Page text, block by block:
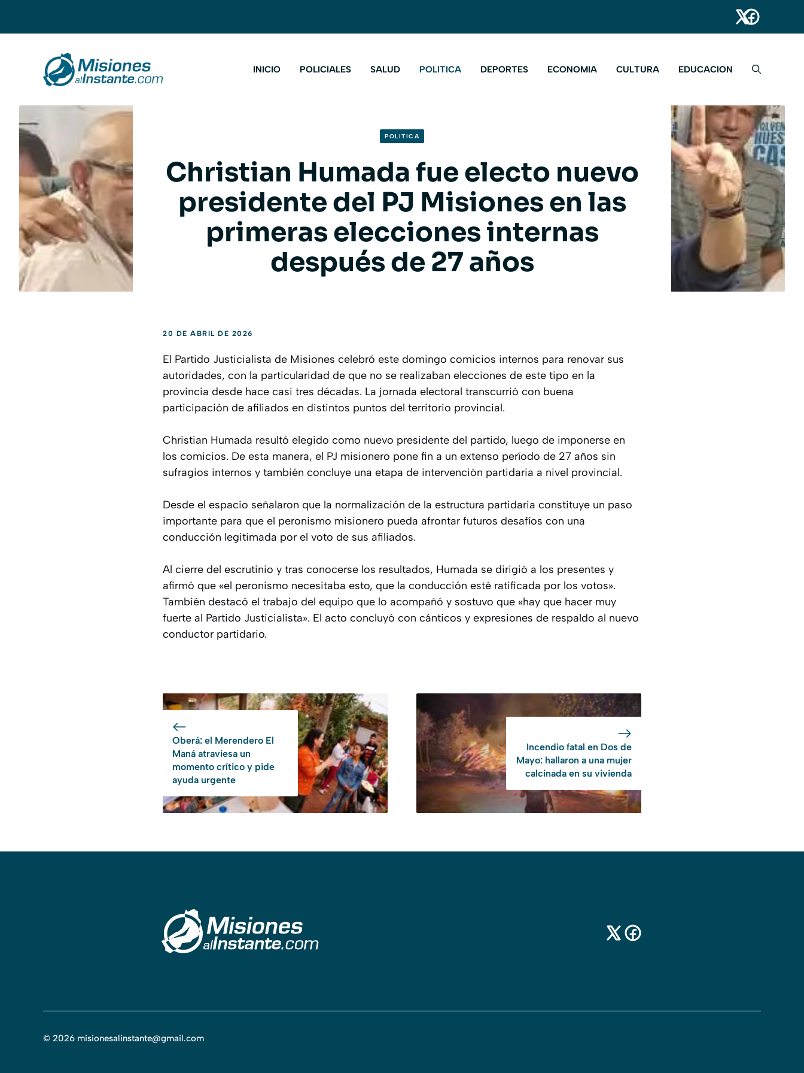
INICIO POLICIALES SALUD POLITICA DEPORTES ECONOMIA CULTURA EDUCACION
POLITICA
Christian Humada fue electo nuevo
presidente del PJ Misiones en las
primeras elecciones internas
después de 27 años
20 DE ABRIL DE 2026
El Partido Justicialista de Misiones celebró este domingo comicios internos para renovar sus
autoridades, con la particularidad de que no se realizaban elecciones de este tipo en la
provincia desde hace casi tres décadas. La jornada electoral transcurrió con buena
participación de afiliados en distintos puntos del territorio provincial.
Christian Humada resultó elegido como nuevo presidente del partido, luego de imponerse en
los comicios. De esta manera, el PJ misionero pone fin a un extenso período de 27 años sin
sufragios internos y también concluye una etapa de intervención partidaria a nivel provincial.
Desde el espacio señalaron que la normalización de la estructura partidaria constituye un paso
importante para que el peronismo misionero pueda afrontar futuros desafíos con una
conducción legitimada por el voto de sus afiliados.
Al cierre del escrutinio y tras conocerse los resultados, Humada se dirigió a los presentes y
afirmó que «el peronismo necesitaba esto, que la conducción esté ratificada por los votos».
También destacó el trabajo del equipo que lo acompañó y sostuvo que «hay que hacer muy
fuerte al Partido Justicialista». El acto concluyó con cánticos y expresiones de respaldo al nuevo
conductor partidario.
Oberá: el Merendero El
Maná atraviesa un
momento crítico y pide
ayuda urgente
Incendio fatal en Dos de
Mayo: hallaron a una mujer
calcinada en su vivienda
© 2026 misionesalinstante@gmail.com